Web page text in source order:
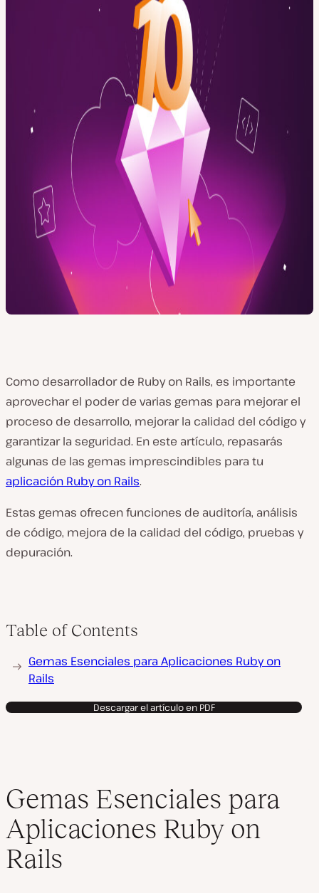
Como desarrollador de Ruby on Rails, es importante
aprovechar el poder de varias gemas para mejorar el
proceso de desarrollo, mejorar la calidad del código y
garantizar la seguridad. En este artículo, repasarás
algunas de las gemas imprescindibles para tu
aplicación Ruby on Rails.
Estas gemas ofrecen funciones de auditoría, análisis
de código, mejora de la calidad del código, pruebas y
depuración.
Table of Contents
Gemas Esenciales para Aplicaciones Ruby on
Rails
Descargar el artículo en PDF
Gemas Esenciales para
Aplicaciones Ruby on
Rails